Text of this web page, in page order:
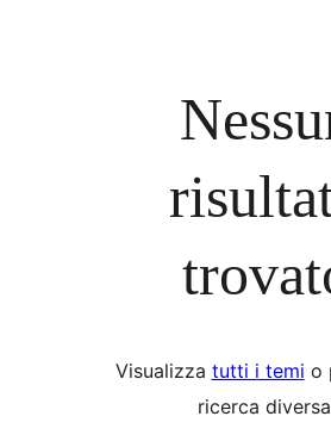
Visualizza tutti i temi o
ricerca